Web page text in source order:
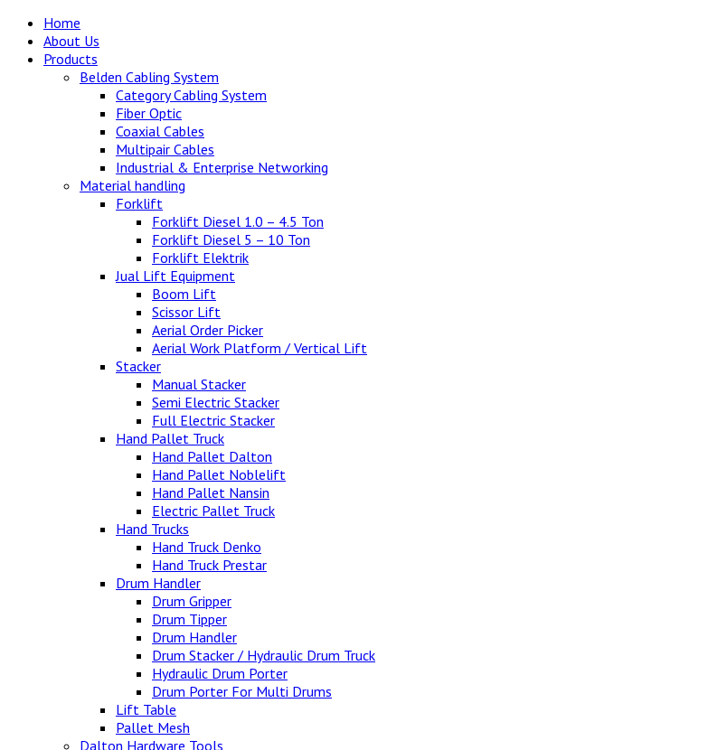
Home
About Us
Products
Belden Cabling System
Category Cabling System
Fiber Optic
Coaxial Cables
Multipair Cables
Industrial & Enterprise Networking
Material handling
Forklift
Forklift Diesel 1.0 – 4.5 Ton
Forklift Diesel 5 – 10 Ton
Forklift Elektrik
Jual Lift Equipment
Boom Lift
Scissor Lift
Aerial Order Picker
Aerial Work Platform / Vertical Lift
Stacker
Manual Stacker
Semi Electric Stacker
Full Electric Stacker
Hand Pallet Truck
Hand Pallet Dalton
Hand Pallet Noblelift
Hand Pallet Nansin
Electric Pallet Truck
Hand Trucks
Hand Truck Denko
Hand Truck Prestar
Drum Handler
Drum Gripper
Drum Tipper
Drum Handler
Drum Stacker / Hydraulic Drum Truck
Hydraulic Drum Porter
Drum Porter For Multi Drums
Lift Table
Pallet Mesh
Dalton Hardware Tools